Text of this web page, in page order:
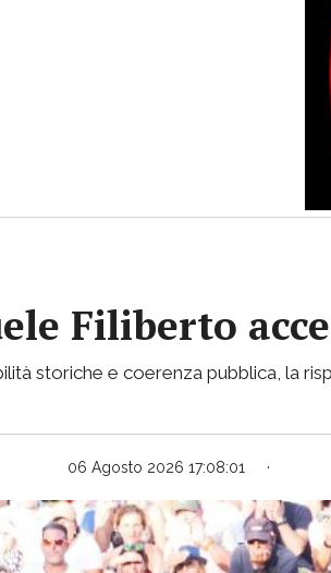
Filiberto
storiche e coerenza pubblica, la
06 Agosto 2026 17:08:01